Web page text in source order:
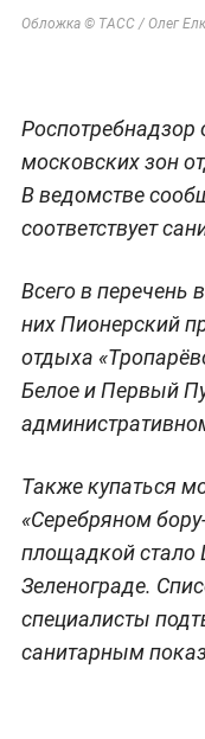
Обложка © ТАСС / Олег
Роспотребнадзор
московских зон
В ведомстве
соответствует
Всего в
них Пионерский
отдыха
Белое и Первый
Также купаться
«Серебряном
площадкой стало
Зеленограде.
специалисты
санитарным